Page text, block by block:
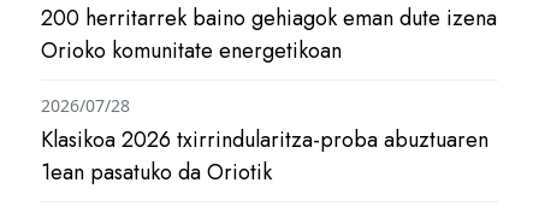
200 herritarrek baino gehiagok eman dute izena
Orioko komunitate energetikoan
Klasikoa 2026 txirrindularitza-proba abuztuaren
1ean pasatuko da Oriotik
2026/07/28